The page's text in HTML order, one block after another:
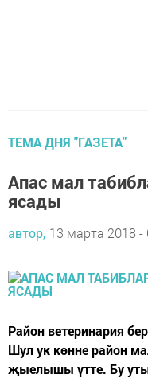
ТЕМА ДНЯ "ГАЗЕТА"
Апас мал
ясады
автор, 13 марта 2018 -
Район ветеринария
Шул ук көнне район
җыелышы үтте. Бу